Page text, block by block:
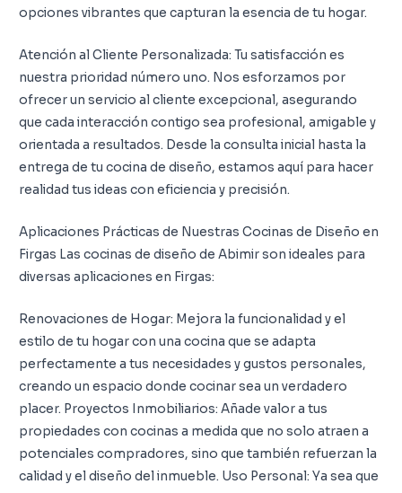
opciones vibrantes que capturan la esencia de tu hogar.
Atención al Cliente Personalizada: Tu satisfacción es
nuestra prioridad número uno. Nos esforzamos por
ofrecer un servicio al cliente excepcional, asegurando
que cada interacción contigo sea profesional, amigable y
orientada a resultados. Desde la consulta inicial hasta la
entrega de tu cocina de diseño, estamos aquí para hacer
realidad tus ideas con eficiencia y precisión.
Aplicaciones Prácticas de Nuestras Cocinas de Diseño en
Firgas Las cocinas de diseño de Abimir son ideales para
diversas aplicaciones en Firgas:
Renovaciones de Hogar: Mejora la funcionalidad y el
estilo de tu hogar con una cocina que se adapta
perfectamente a tus necesidades y gustos personales,
creando un espacio donde cocinar sea un verdadero
placer. Proyectos Inmobiliarios: Añade valor a tus
propiedades con cocinas a medida que no solo atraen a
potenciales compradores, sino que también refuerzan la
calidad y el diseño del inmueble. Uso Personal: Ya sea que